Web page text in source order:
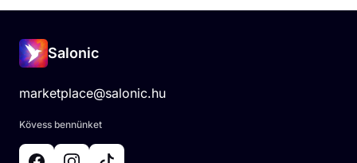
Salonic
marketplace@salonic.hu
Kövess bennünket